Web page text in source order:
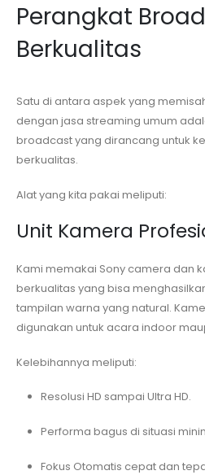
Perangkat
Berkualitas
Satu di antara aspek yang
dengan jasa streaming umum
broadcast yang dirancang untuk
berkualitas.
Alat yang kita pakai meliputi:
Unit Kamera
Kami memakai Sony camera dan
berkualitas yang bisa
tampilan warna yang natural.
digunakan untuk acara indoor
Kelebihannya meliputi:
Resolusi HD sampai Ultra HD.
Performa bagus di situasi
Fokus Otomatis cepat dan